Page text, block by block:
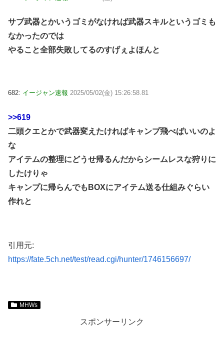
サブ武器とかいうゴミがなければ武器スキルというゴミも
なかったのでは
やること全部失敗してるのすげぇよほんと
682: イージャン速報 2025/05/02(金) 15:26:58.81
>>619
二頭クエとかで武器変えたければキャンプ飛べばいいのよ
な
アイテムの整理にどうせ帰るんだからシームレスな狩りに
したけりゃ
キャンプに帰らんでもBOXにアイテム送る仕組みぐらい
作れと
引用元:
https://fate.5ch.net/test/read.cgi/hunter/1746156697/
MHWs
スポンサーリンク